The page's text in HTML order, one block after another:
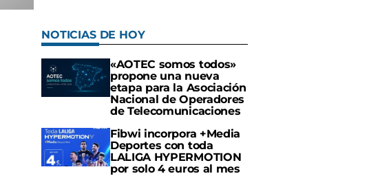
NOTICIAS DE HOY
«AOTEC somos todos»
propone una nueva
etapa para la Asociación
Nacional de Operadores
de Telecomunicaciones
Fibwi incorpora +Media
Deportes con toda
LALIGA HYPERMOTION
por solo 4 euros al mes